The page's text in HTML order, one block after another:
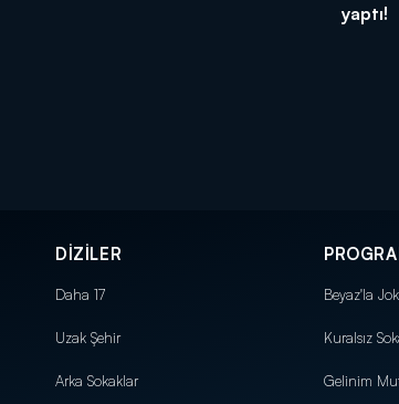
yaptı!
DİZİLER
Daha 17
Uzak Şehir
Arka Sokaklar
Beyaz'la
Kuralsız
Gelinim